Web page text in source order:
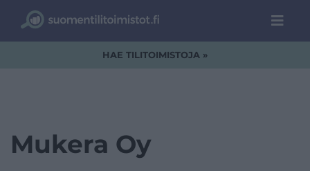
HAE TILITOIMISTOJA »
Mukera Oy